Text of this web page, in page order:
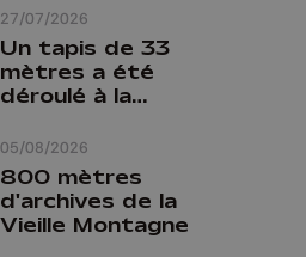
27/07/2026
province de Liège :
"Un citoyen qui
n'est formé ne
peut pas nous
aider"
05/08/2026
Un tapis de 33
mètres a été
déroulé à la
Liège
800 mètres
d'archives de la
Vieille Montagne